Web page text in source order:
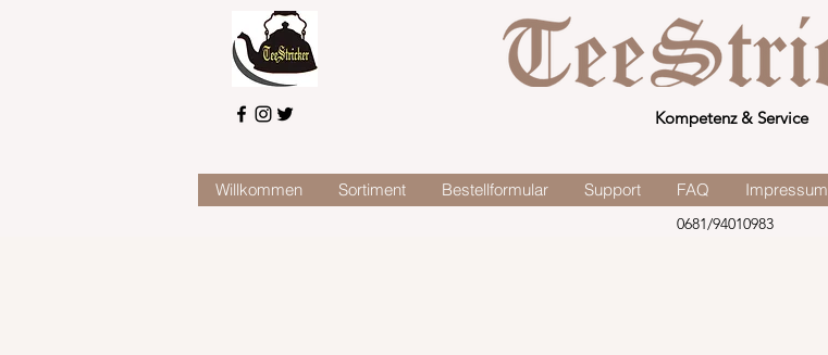
Kompetenz & Service
Willkommen Sortiment Bestellformular Support FAQ Impressum
0681/94010983